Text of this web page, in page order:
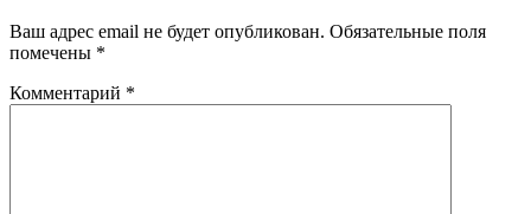
Ваш адрес email не будет опубликован. Обязательные поля
помечены *
Комментарий *